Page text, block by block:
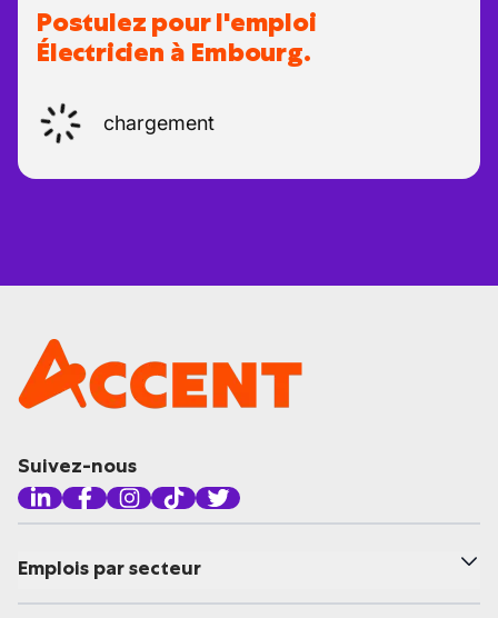
Postulez pour l'emploi
Électricien à Embourg.
chargement
Suivez-nous
Emplois par secteur